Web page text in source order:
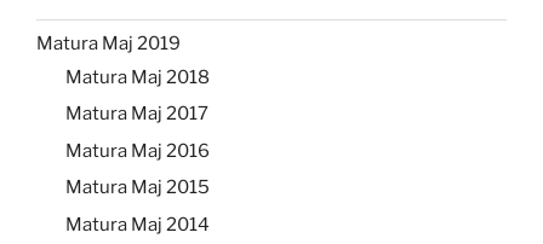
Matura Maj 2019
Matura Maj 2018
Matura Maj 2017
Matura Maj 2016
Matura Maj 2015
Matura Maj 2014